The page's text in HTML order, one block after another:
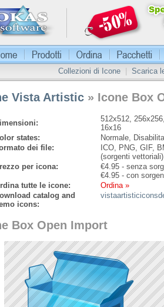
Collezioni di Icone Scarica
Vista Artistic » Icone Box
512x512,
16x16
states:
Normale,
dei file:
ICO, PNG, GIF,
(sorgenti vettoriali)
per icona:
€4.95 - senza
€4.95 - con
tutte le icone:
Ordina »
catalog and
icons:
Box Open Import